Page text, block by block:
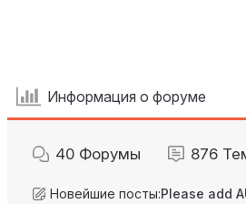
Информация о форуме
40 Форумы 876
Новейшие посты:Please add